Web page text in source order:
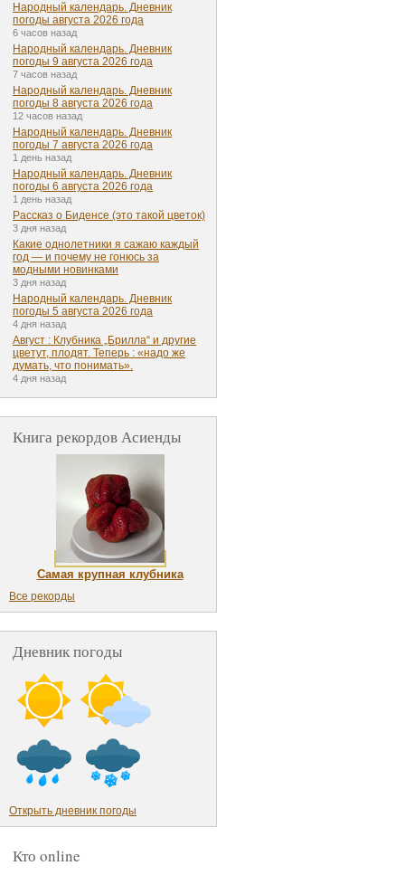
Народный календарь. Дневник
погоды августа 2026 года
6 часов назад
Народный календарь. Дневник
погоды 9 августа 2026 года
7 часов назад
Народный календарь. Дневник
погоды 8 августа 2026 года
12 часов назад
Народный календарь. Дневник
погоды 7 августа 2026 года
1 день назад
Народный календарь. Дневник
погоды 6 августа 2026 года
1 день назад
Рассказ о Биденсе (это такой цветок)
3 дня назад
Какие однолетники я сажаю каждый
год — и почему не гонюсь за
модными новинками
3 дня назад
Народный календарь. Дневник
погоды 5 августа 2026 года
4 дня назад
Август : Клубника „Брилла“ и другие
цветут, плодят. Теперь : «надо же
думать, что понимать».
4 дня назад
Книга рекордов Асиенды
Самая крупная клубника
Все рекорды
Дневник погоды
Открыть дневник погоды
Кто online